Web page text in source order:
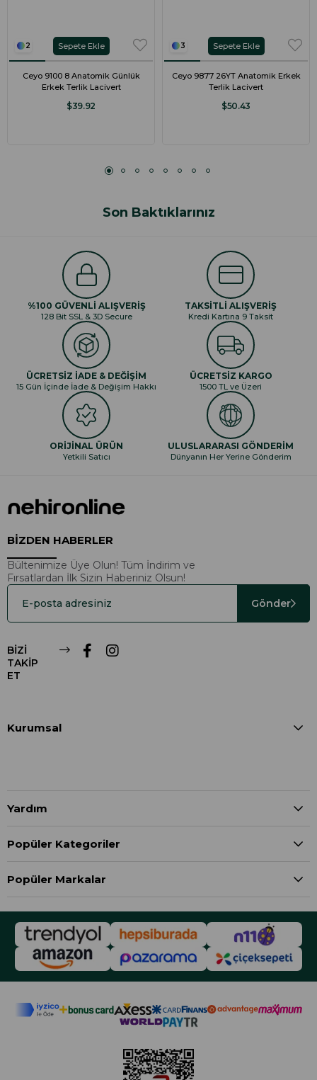
2
Ceyo 9100 8 Anatomik Günlük
Erkek Terlik Lacivert
$39.92
Sepete Ekle 3
Ceyo 9877 26YT Anatomik Erkek
Terlik Lacivert
$50.43
Sepete Ekle
Son Baktıklarınız
%100 GÜVENLİ ALIŞVERİŞ
128 Bit SSL & 3D Secure
TAKSİTLİ ALIŞVERİŞ
Kredi Kartına 9 Taksit
ÜCRETSİZ İADE & DEĞİŞİM
15 Gün İçinde İade & Değişim Hakkı
ÜCRETSİZ KARGO
1500 TL ve Üzeri
ORİJİNAL ÜRÜN
Yetkili Satıcı
ULUSLARARASI GÖNDERİM
Dünyanın Her Yerine Gönderim
BİZDEN HABERLER
Bültenimize Üye Olun! Tüm İndirim ve
Fırsatlardan İlk Sizin Haberiniz Olsun!
Gönder
BİZİ
TAKİP
ET
Kurumsal
Yardım
Popüler Kategoriler
Popüler Markalar